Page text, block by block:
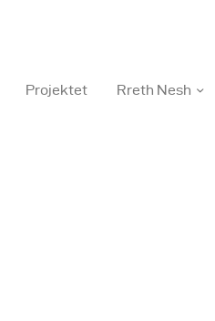
Projektet Rreth Nesh